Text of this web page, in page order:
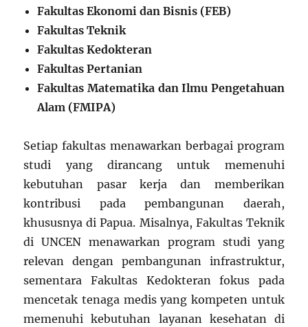
Fakultas Ekonomi dan Bisnis (FEB)
Fakultas Teknik
Fakultas Kedokteran
Fakultas Pertanian
Fakultas Matematika dan Ilmu Pengetahuan
Alam (FMIPA)
Setiap fakultas menawarkan berbagai program
studi yang dirancang untuk memenuhi
kebutuhan pasar kerja dan memberikan
kontribusi pada pembangunan daerah,
khususnya di Papua. Misalnya, Fakultas Teknik
di UNCEN menawarkan program studi yang
relevan dengan pembangunan infrastruktur,
sementara Fakultas Kedokteran fokus pada
mencetak tenaga medis yang kompeten untuk
memenuhi kebutuhan layanan kesehatan di